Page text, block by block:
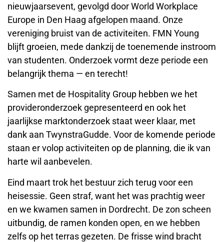
nieuwjaarsevent, gevolgd door World Workplace
Europe in Den Haag afgelopen maand. Onze
vereniging bruist van de activiteiten. FMN Young
blijft groeien, mede dankzij de toenemende instroom
van studenten. Onderzoek vormt deze periode een
belangrijk thema — en terecht!
Samen met de Hospitality Group hebben we het
provideronderzoek gepresenteerd en ook het
jaarlijkse marktonderzoek staat weer klaar, met
dank aan TwynstraGudde. Voor de komende periode
staan er volop activiteiten op de planning, die ik van
harte wil aanbevelen.
Eind maart trok het bestuur zich terug voor een
heisessie. Geen straf, want het was prachtig weer
en we kwamen samen in Dordrecht. De zon scheen
uitbundig, de ramen konden open, en we hebben
zelfs op het terras gezeten. De frisse wind bracht